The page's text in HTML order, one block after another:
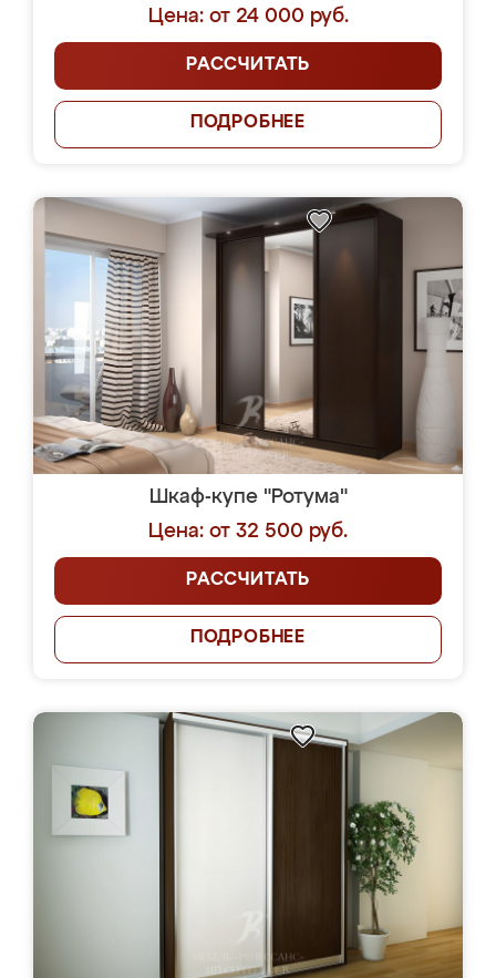
Цена: от 24 000 руб.
РАССЧИТАТЬ
ПОДРОБНЕЕ
Шкаф-купе "Ротума"
Цена: от 32 500 руб.
РАССЧИТАТЬ
ПОДРОБНЕЕ